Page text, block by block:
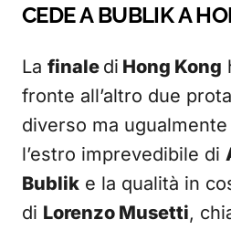
CEDE A BUBLIK A
La finale di Hong Kong
fronte all’altro due
diverso ma
l’estro imprevedibile di
Bublik e la qualità in
di Lorenzo Musetti,